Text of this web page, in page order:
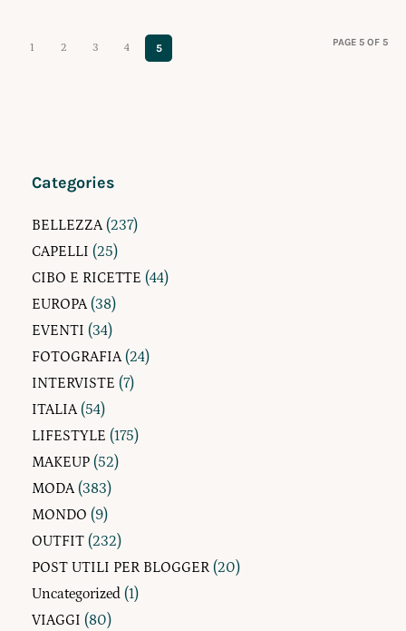
1 2 3 4 5 PAGE 5 OF 5
Categories
BELLEZZA(237)
CAPELLI (25)
CIBO E RICETTE (44)
EUROPA(38)
EVENTI (34)
FOTOGRAFIA(24)
INTERVISTE (7)
ITALIA(54)
LIFESTYLE (175)
MAKEUP (52)
MODA(383)
MONDO (9)
OUTFIT (232)
POST UTILI PER BLOGGER (20)
Uncategorized (1)
VIAGGI (80)